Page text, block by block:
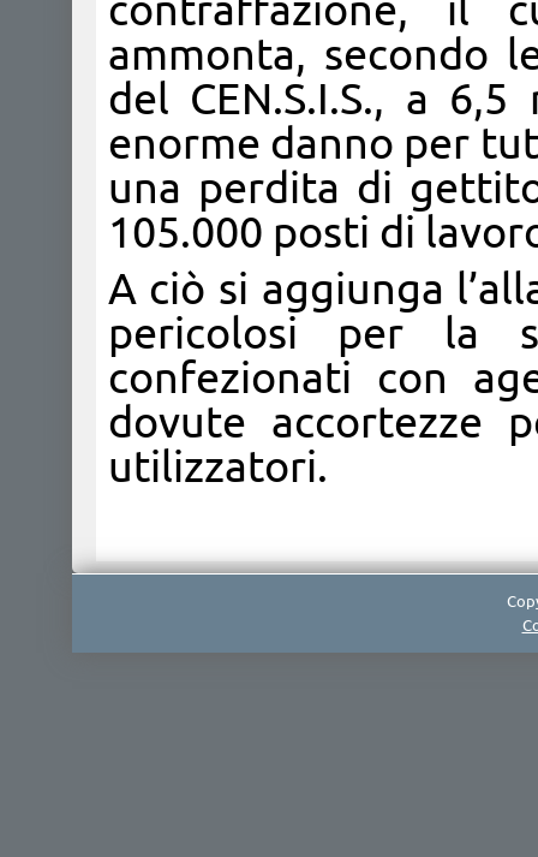
contraffazione, il
ammonta, secondo
del CEN.S.I.S., a
enorme danno per
una perdita di
105.000 posti di
A ciò si aggiunga
pericolosi per la
confezionati con
dovute accortezze
utilizzatori.